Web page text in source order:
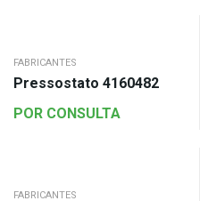
FABRICANTES
Pressostato 4160482
POR CONSULTA
FABRICANTES